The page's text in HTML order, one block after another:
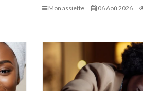
Mon assiette 06 Aoû 2026